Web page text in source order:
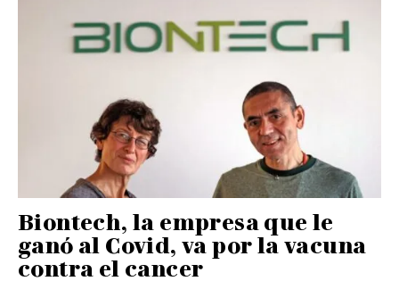
Biontech, la empresa que le
ganó al Covid, va por la vacuna
contra el cancer